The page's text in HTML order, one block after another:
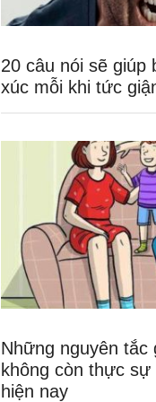
20 câu nói sẽ giúp
xúc mỗi khi tức
Những nguyên tắc
không còn thực
hiện nay